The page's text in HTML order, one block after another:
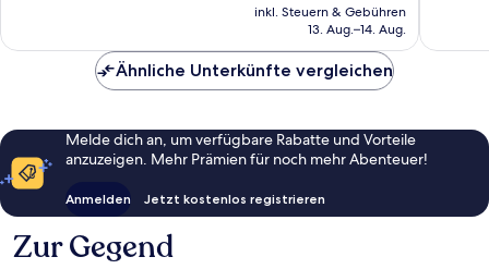
Preis
beträgt
inkl. Steuern & Gebühren
13. Aug.–14. Aug.
Ähnliche Unterkünfte vergleichen
Melde dich an, um verfügbare Rabatte und Vorteile
anzuzeigen. Mehr Prämien für noch mehr Abenteuer!
Anmelden Jetzt kostenlos registrieren
Zur Gegend